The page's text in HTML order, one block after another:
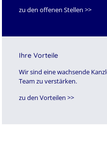
zu den offenen Stellen >>
Ihre Vorteile
Wir sind eine wachsende
Team zu verstärken.
zu den Vorteilen >>